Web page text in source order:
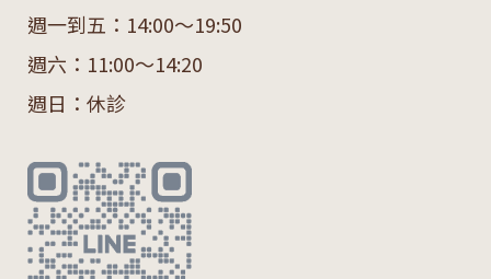
週一到五：14:00～19:50
週六：11:00～14:20
週日：休診